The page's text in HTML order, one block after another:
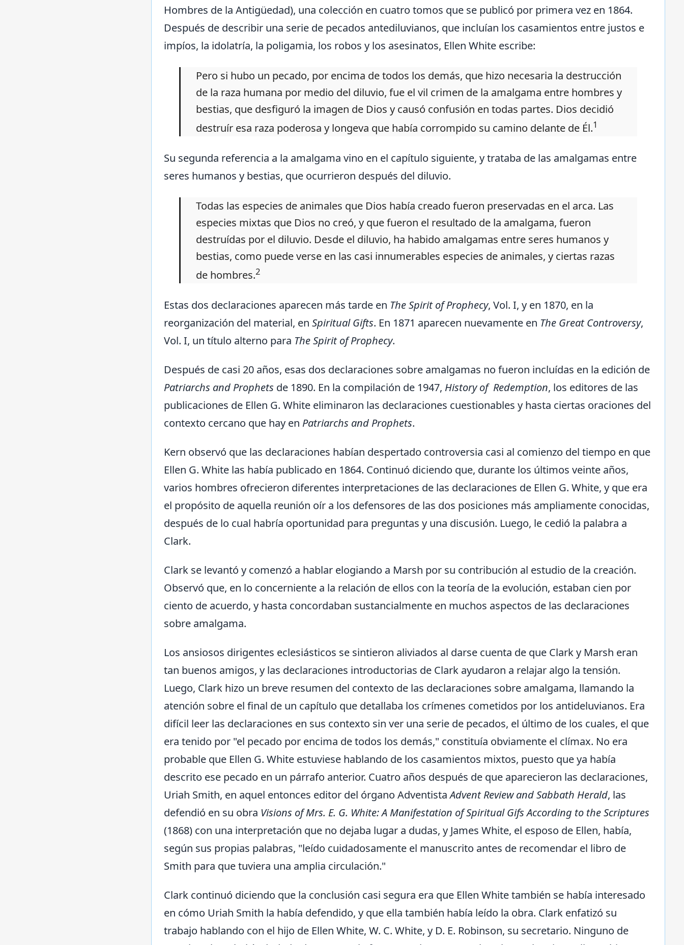
Hombres de la Antigüedad), una colección en cuatro tomos que se publicó por primera vez en 1864.
Después de describir una serie de pecados antediluvianos, que incluían los casamientos entre justos e
impíos, la idolatría, la poligamia, los robos y los asesinatos, Ellen White escribe:
Pero si hubo un pecado, por encima de todos los demás, que hizo necesaria la destrucción
de la raza humana por medio del diluvio, fue el vil crimen de la amalgama entre hombres y
bestias, que desfiguró la imagen de Dios y causó confusión en todas partes. Dios decidió
destruír esa raza poderosa y longeva que había corrompido su camino delante de Él.1
Su segunda referencia a la amalgama vino en el capítulo siguiente, y trataba de las amalgamas entre
seres humanos y bestias, que ocurrieron después del diluvio.
Todas las especies de animales que Dios había creado fueron preservadas en el arca. Las
especies mixtas que Dios no creó, y que fueron el resultado de la amalgama, fueron
destruídas por el diluvio. Desde el diluvio, ha habido amalgamas entre seres humanos y
bestias, como puede verse en las casi innumerables especies de animales, y ciertas razas
de hombres.2
Estas dos declaraciones aparecen más tarde en The Spirit of Prophecy, Vol. I, y en 1870, en la
reorganización del material, en Spiritual Gifts. En 1871 aparecen nuevamente en The Great Controversy,
Vol. I, un título alterno para The Spirit of Prophecy.
Después de casi 20 años, esas dos declaraciones sobre amalgamas no fueron incluídas en la edición de
Patriarchs and Prophets de 1890. En la compilación de 1947, History of Redemption, los editores de las
publicaciones de Ellen G. White eliminaron las declaraciones cuestionables y hasta ciertas oraciones del
contexto cercano que hay en Patriarchs and Prophets.
Kern observó que las declaraciones habían despertado controversia casi al comienzo del tiempo en que
Ellen G. White las había publicado en 1864. Continuó diciendo que, durante los últimos veinte años,
varios hombres ofrecieron diferentes interpretaciones de las declaraciones de Ellen G. White, y que era
el propósito de aquella reunión oír a los defensores de las dos posiciones más ampliamente conocidas,
después de lo cual habría oportunidad para preguntas y una discusión. Luego, le cedió la palabra a
Clark.
Clark se levantó y comenzó a hablar elogiando a Marsh por su contribución al estudio de la creación.
Observó que, en lo concerniente a la relación de ellos con la teoría de la evolución, estaban cien por
ciento de acuerdo, y hasta concordaban sustancialmente en muchos aspectos de las declaraciones
sobre amalgama.
Los ansiosos dirigentes eclesiásticos se sintieron aliviados al darse cuenta de que Clark y Marsh eran
tan buenos amigos, y las declaraciones introductorias de Clark ayudaron a relajar algo la tensión.
Luego, Clark hizo un breve resumen del contexto de las declaraciones sobre amalgama, llamando la
atención sobre el final de un capítulo que detallaba los crímenes cometidos por los antideluvianos. Era
difícil leer las declaraciones en sus contexto sin ver una serie de pecados, el último de los cuales, el que
era tenido por "el pecado por encima de todos los demás," constituía obviamente el clímax. No era
probable que Ellen G. White estuviese hablando de los casamientos mixtos, puesto que ya había
descrito ese pecado en un párrafo anterior. Cuatro años después de que aparecieron las declaraciones,
Uriah Smith, en aquel entonces editor del órgano AdventistaAdvent Review and Sabbath Herald, las
defendió en su obra Visions of Mrs. E. G. White: A Manifestation of Spiritual Gifs According to the Scriptures
(1868) con una interpretación que no dejaba lugar a dudas, y James White, el esposo de Ellen, había,
según sus propias palabras, "leído cuidadosamente el manuscrito antes de recomendar el libro de
Smith para que tuviera una amplia circulación."
Clark continuó diciendo que la conclusión casi segura era que Ellen White también se había interesado
en cómo Uriah Smith la había defendido, y que ella también había leído la obra. Clark enfatizó su
trabajo hablando con el hijo de Ellen White, W. C. White, y D. E. Robinson, su secretario. Ninguno de